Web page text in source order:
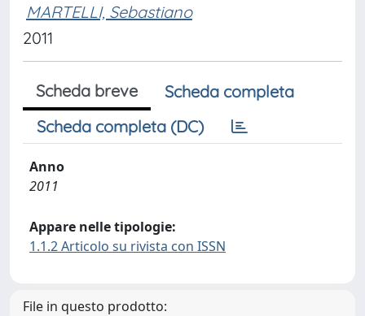
MARTELLI, Sebastiano
2011
Scheda breve
Scheda completa
Scheda completa (DC)
Anno
2011
Appare nelle tipologie:
1.1.2 Articolo su rivista con ISSN
File in questo prodotto: